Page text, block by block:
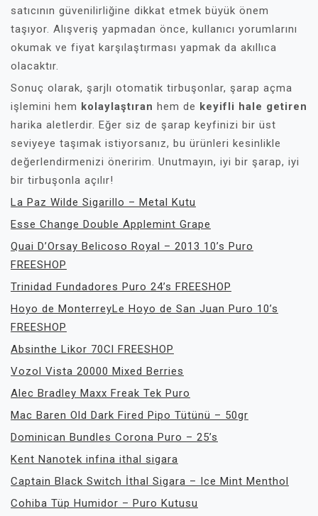
satıcının güvenilirliğine dikkat etmek büyük önem
taşıyor. Alışveriş yapmadan önce, kullanıcı yorumlarını
okumak ve fiyat karşılaştırması yapmak da akıllıca
olacaktır.
Sonuç olarak, şarjlı otomatik tirbuşonlar, şarap açma
işlemini hem kolaylaştıran hem de keyifli hale getiren
harika aletlerdir. Eğer siz de şarap keyfinizi bir üst
seviyeye taşımak istiyorsanız, bu ürünleri kesinlikle
değerlendirmenizi öneririm. Unutmayın, iyi bir şarap, iyi
bir tirbuşonla açılır!
La Paz Wilde Sigarillo – Metal Kutu
Esse Change Double Applemint Grape
Quai D’Orsay Belicoso Royal – 2013 10’s Puro
FREESHOP
Trinidad Fundadores Puro 24’s FREESHOP
Hoyo de MonterreyLe Hoyo de San Juan Puro 10’s
FREESHOP
Absinthe Likor 70Cl FREESHOP
Vozol Vista 20000 Mixed Berries
Alec Bradley Maxx Freak Tek Puro
Mac Baren Old Dark Fired Pipo Tütünü – 50gr
Dominican Bundles Corona Puro – 25’s
Kent Nanotek infina ithal sigara
Captain Black Switch İthal Sigara – Ice Mint Menthol
Cohiba Tüp Humidor – Puro Kutusu